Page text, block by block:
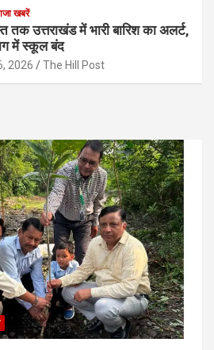
खबरें
तक उत्तराखंड में भारी बारिश का अलर्ट,
में स्कूल बंद
2026 The Hill Post